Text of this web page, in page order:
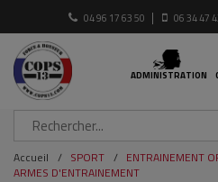
04 96 17 63 50 06 34 47
ADMINISTRATION
Accueil SPORT
ENTRAINEMENT
ARMES D'ENTRAINEMENT